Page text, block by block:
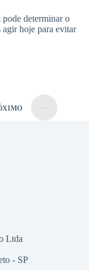
determinar o
agir hoje para evitar
Ltda
- SP